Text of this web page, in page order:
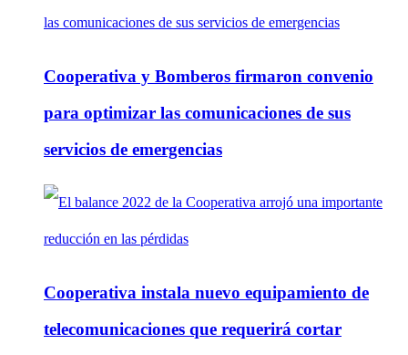
Cooperativa y Bomberos firmaron convenio
para optimizar las comunicaciones de sus
servicios de emergencias
Cooperativa instala nuevo equipamiento de
telecomunicaciones que requerirá cortar